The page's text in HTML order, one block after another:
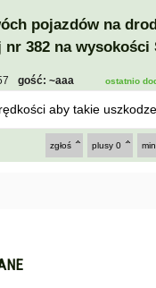
pojazdów na
nr 382 na wysokości
gość: ~aaa ostatnio
aby takie
plusy 0
zgłoś